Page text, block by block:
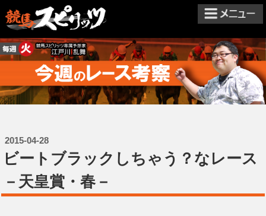
2015-04-28
ビートブラックしちゃう？なレース
－天皇賞・春－